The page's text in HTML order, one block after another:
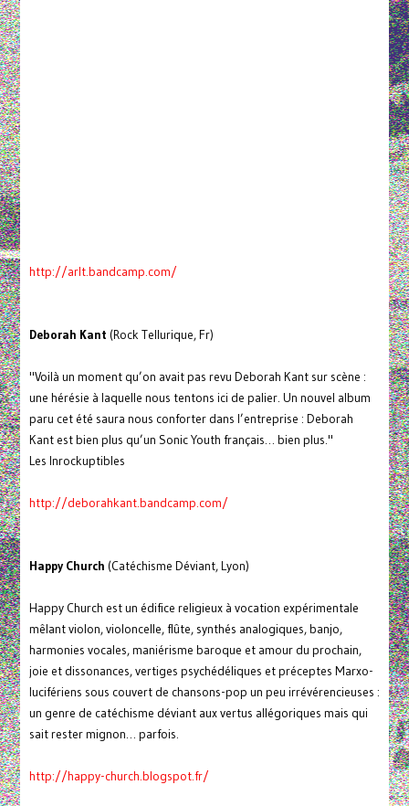
http://arlt.bandcamp.com/
Deborah Kant (Rock Tellurique, Fr)
"Voilà un moment qu’on avait pas revu Deborah Kant sur scène :
une hérésie à laquelle nous tentons ici de palier. Un nouvel album
paru cet été saura nous conforter dans l’entreprise : Deborah
Kant est bien plus qu’un Sonic Youth français… bien plus."
Les Inrockuptibles
http://deborahkant.bandcamp.com/
Happy Church (Catéchisme Déviant, Lyon)
Happy Church est un édifice religieux à vocation expérimentale
mêlant violon, violoncelle, flûte, synthés analogiques, banjo,
harmonies vocales, maniérisme baroque et amour du prochain,
joie et dissonances, vertiges psychédéliques et préceptes Marxo-
lucifériens sous couvert de chansons-pop un peu irrévérencieuses :
un genre de catéchisme déviant aux vertus allégoriques mais qui
sait rester mignon… parfois.
http://happy-church.blogspot.fr/